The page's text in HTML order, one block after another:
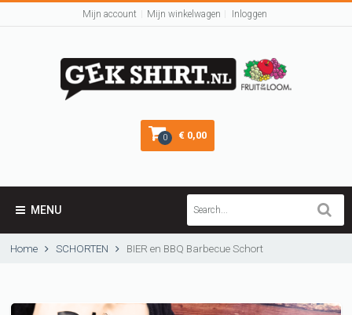
Mijn account Mijn winkelwagen Inloggen
0 € 0,00
MENU
Home SCHORTEN BIER en BBQ Barbecue Schort